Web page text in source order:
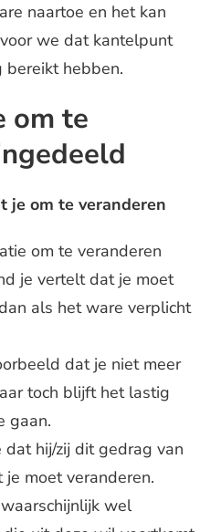
naartoe en het kan
we dat kantelpunt
bereikt hebben.
om te
je om te veranderen
om te veranderen
je vertelt dat je moet
als het ware verplicht
dat je niet meer
toch blijft het lastig
gaan.
hij/zij dit gedrag van
moet veranderen.
wel